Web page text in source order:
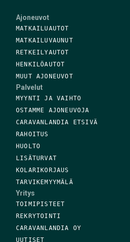
Ajoneuvot
MATKAILUAUTOT
MATKAILUVAUNUT
RETKEILYAUTOT
HENKILÖAUTOT
MUUT AJONEUVOT
Palvelut
MYYNTI JA VAIHTO
OSTAMME AJONEUVOJA
CARAVANLANDIA ETSIVÄ
RAHOITUS
HUOLTO
LISÄTURVAT
KOLARIKORJAUS
TARVIKEMYYMÄLÄ
Yritys
TOIMIPISTEET
REKRYTOINTI
CARAVANLANDIA OY
UUTISET